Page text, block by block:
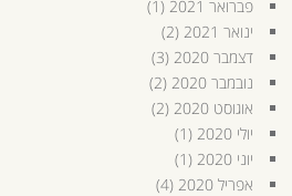
פברואר 2021
(1)
ינואר 2021
(2)
דצמבר 2020
(3)
נובמבר 2020
(2)
אוגוסט 2020
(2)
יולי 2020
(1)
יוני 2020
(1)
אפריל 2020
(4)